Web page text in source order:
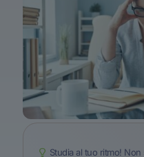
Studia al tuo ritmo!